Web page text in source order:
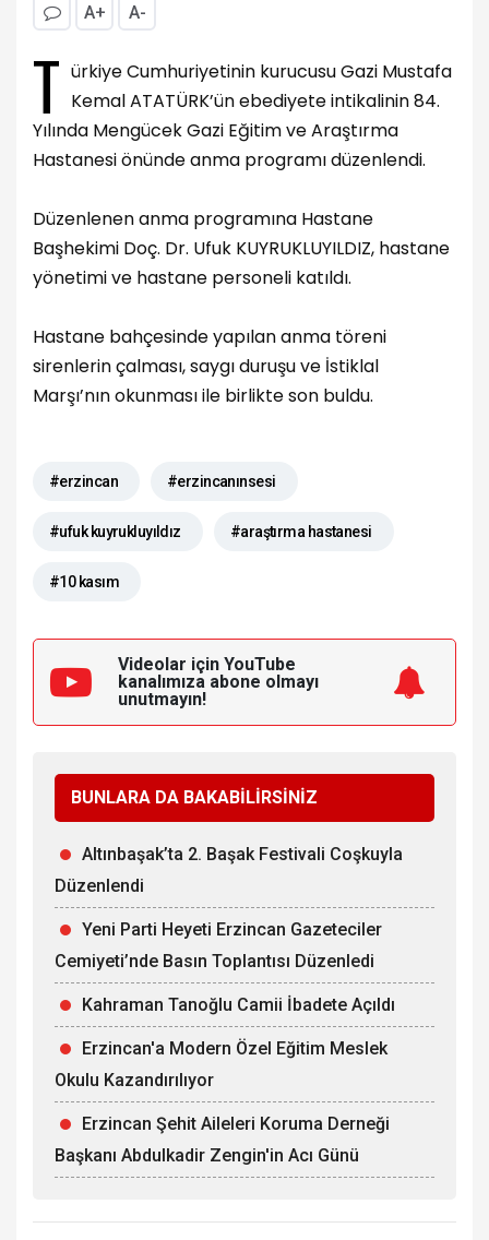
A+ A-
T ürkiye Cumhuriyetinin kurucusu Gazi Mustafa
Kemal ATATÜRK’ün ebediyete intikalinin 84.
Yılında Mengücek Gazi Eğitim ve Araştırma
Hastanesi önünde anma programı düzenlendi.
Düzenlenen anma programına Hastane
Başhekimi Doç. Dr. Ufuk KUYRUKLUYILDIZ, hastane
yönetimi ve hastane personeli katıldı.
Hastane bahçesinde yapılan anma töreni
sirenlerin çalması, saygı duruşu ve İstiklal
Marşı’nın okunması ile birlikte son buldu.
#erzincan #erzincanınsesi
#ufuk kuyrukluyıldız #araştırma hastanesi
#10 kasım
Videolar için YouTube
kanalımıza abone olmayı
unutmayın!
BUNLARA DA BAKABİLİRSİNİZ
Altınbaşak’ta 2. Başak Festivali Coşkuyla
Düzenlendi
Yeni Parti Heyeti Erzincan Gazeteciler
Cemiyeti’nde Basın Toplantısı Düzenledi
Kahraman Tanoğlu Camii İbadete Açıldı
Erzincan'a Modern Özel Eğitim Meslek
Okulu Kazandırılıyor
Erzincan Şehit Aileleri Koruma Derneği
Başkanı Abdulkadir Zengin'in Acı Günü